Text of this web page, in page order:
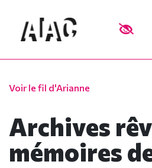
Voir le fil d'Arianne
Archives
mémoires